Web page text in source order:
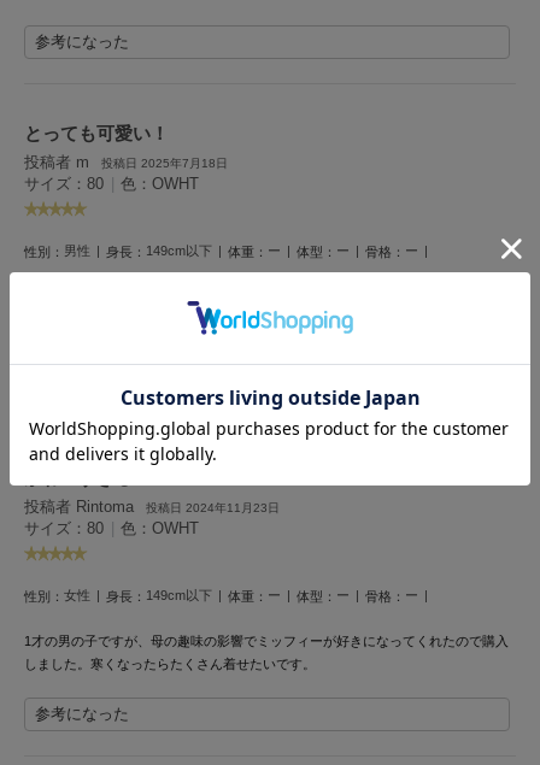
LILY BROWN
リリーブラウン
LITTLE UNION TOKYO
リトルユニオン トウキョウ
ミチュ コケット
ミースロエ
miies miim
ミーエスミーム
Mila Owen
モワージュ
ミュシャ
参考になった
とっても可愛い！
投稿者 m 投稿日 2025年7月18日
サイズ：80 色：OWHT
性別： 男性 身長： 149cm以下 体重： ー 体型： ー 骨格： ー
1人のお客様が参考になったと回答しています
投稿者 Rintoma 投稿日 2024年11月23日
サイズ：80 色：OWHT
性別： 女性 身長： 149cm以下 体重： ー 体型： ー 骨格： ー
1才の男の子ですが、母の趣味の影響でミッフィーが好きになってくれたので購入
しました。寒くなったらたくさん着せたいです。
参考になった